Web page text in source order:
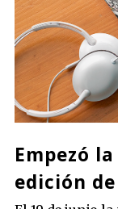
Empezó
edición